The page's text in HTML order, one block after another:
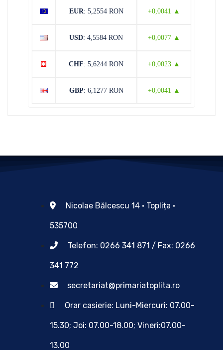
EUR: 5,2554 RON +0,0041 ▲
USD: 4,5584 RON +0,0077 ▲
CHF: 5,6244 RON +0,0023 ▲
GBP: 6,1277 RON +0,0041 ▲
Nicolae Bălcescu 14 • Toplița •
535700
Telefon: 0266 341 871 / Fax: 0266
341 772
secretariat@primariatoplita.ro
Orar casierie: Luni-Miercuri: 07.00-
15.30; Joi: 07.00-18.00; Vineri:07.00-
13.00